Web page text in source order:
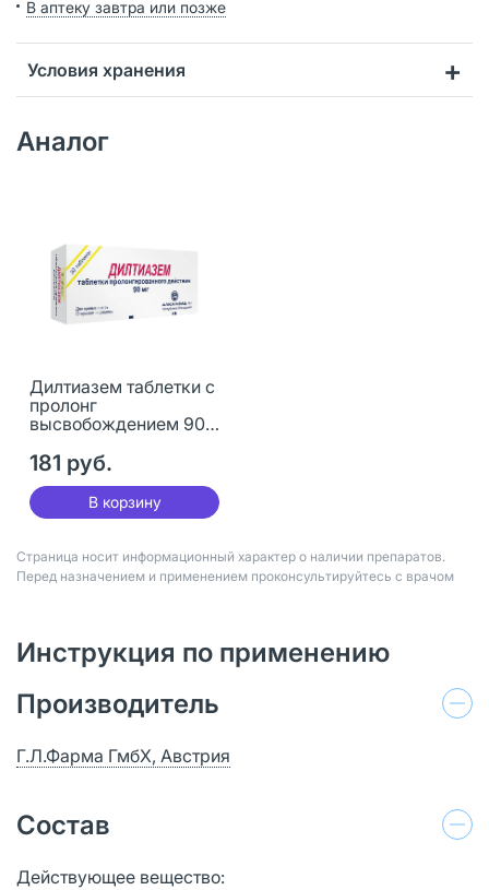
В аптеку завтра или позже
Условия хранения
Аналог
Дилтиазем таблетки с
пролонг
высвобождением 90
181 руб.
В корзину
Страница носит информационный характер о наличии препаратов.
Перед назначением и применением проконсультируйтесь с врачом
Инструкция по применению
Производитель
Г.Л.Фарма ГмбХ, Австрия
Состав
Действующее вещество: